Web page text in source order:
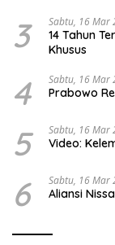
3 Sabtu, 16 Mar
14 Tahun
Khusus
4 Sabtu, 16 Mar
Prabowo
5 Sabtu, 16 Mar
Video:
6 Sabtu, 16 Mar
Aliansi